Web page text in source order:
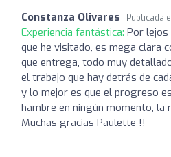
Constanza Olivares Publicada
Experiencia fantástica: Por
que he visitado, es mega clara
que entrega, todo muy
el trabajo que hay detrás de
y lo mejor es que el progreso
hambre en ningún momento, la
Muchas gracias Paulette !!